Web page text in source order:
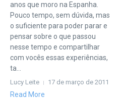
anos que moro na Espanha.
Pouco tempo, sem dúvida, mas
o suficiente para poder parar e
pensar sobre o que passou
nesse tempo e compartilhar
com vocês essas experiências,
ta...
Lucy Leite 17 de março de 2011
Read More